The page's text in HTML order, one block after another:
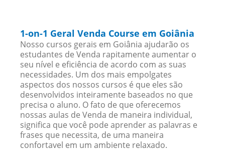
1-on-1 Geral Venda Course em Goiânia
Nosso cursos gerais em Goiânia ajudarão os
estudantes de Venda rapitamente aumentar o
seu nível e eficiência de acordo com as suas
necessidades. Um dos mais empolgates
aspectos dos nossos cursos é que eles são
desenvolvidos inteiramente baseados no que
precisa o aluno. O fato de que oferecemos
nossas aulas de Venda de maneira individual,
significa que você pode aprender as palavras e
frases que necessita, de uma maneira
confortavel em um ambiente relaxado.